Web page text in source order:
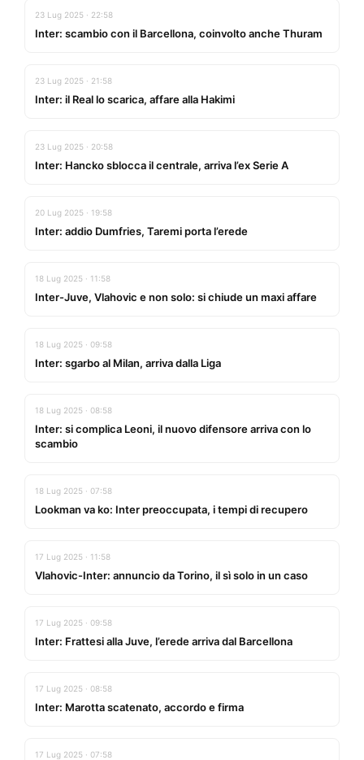
23 Lug 2025 · 22:58
Inter: scambio con il Barcellona, coinvolto anche Thuram
23 Lug 2025 · 21:58
Inter: il Real lo scarica, affare alla Hakimi
23 Lug 2025 · 20:58
Inter: Hancko sblocca il centrale, arriva l’ex Serie A
20 Lug 2025 · 19:58
Inter: addio Dumfries, Taremi porta l’erede
18 Lug 2025 · 11:58
Inter-Juve, Vlahovic e non solo: si chiude un maxi affare
18 Lug 2025 · 09:58
Inter: sgarbo al Milan, arriva dalla Liga
18 Lug 2025 · 08:58
Inter: si complica Leoni, il nuovo difensore arriva con lo
scambio
18 Lug 2025 · 07:58
Lookman va ko: Inter preoccupata, i tempi di recupero
17 Lug 2025 · 11:58
Vlahovic-Inter: annuncio da Torino, il sì solo in un caso
17 Lug 2025 · 09:58
Inter: Frattesi alla Juve, l’erede arriva dal Barcellona
17 Lug 2025 · 08:58
Inter: Marotta scatenato, accordo e firma
17 Lug 2025 · 07:58